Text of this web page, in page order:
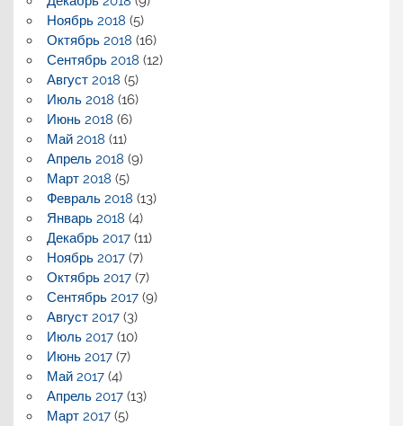
Ноябрь 2018 (5)
Октябрь 2018 (16)
Сентябрь 2018 (12)
Август 2018 (5)
Июль 2018 (16)
Июнь 2018 (6)
Май 2018 (11)
Апрель 2018 (9)
Март 2018 (5)
Февраль 2018 (13)
Январь 2018 (4)
Декабрь 2017(11)
Ноябрь 2017(7)
Октябрь 2017(7)
Сентябрь 2017(9)
Август 2017(3)
Июль 2017(10)
Июнь 2017(7)
Май 2017(4)
Апрель 2017(13)
Март 2017(5)